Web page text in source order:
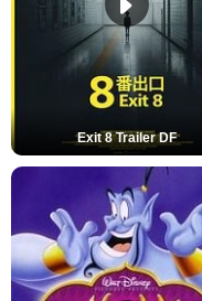
Exit 8 Trailer DF